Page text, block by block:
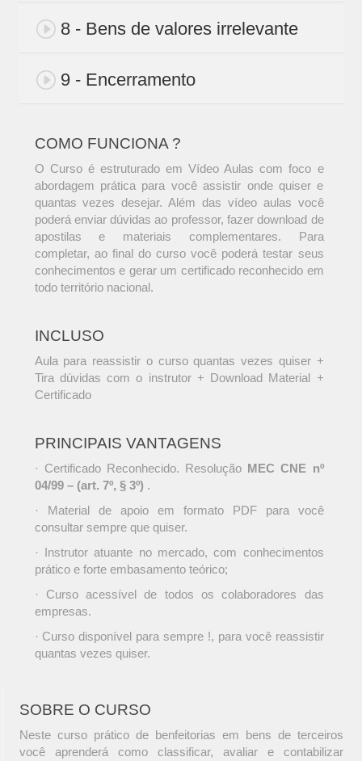
8 - Bens de valores irrelevante
9 - Encerramento
COMO FUNCIONA ?
O Curso é estruturado em Vídeo Aulas com foco e
abordagem prática para você assistir onde quiser e
quantas vezes desejar. Além das vídeo aulas você
poderá enviar dúvidas ao professor, fazer download de
apostilas e materiais complementares. Para
completar, ao final do curso você poderá testar seus
conhecimentos e gerar um certificado reconhecido em
todo território nacional.
INCLUSO
Aula para reassistir o curso quantas vezes quiser +
Tira dúvidas com o instrutor + Download Material +
Certificado
PRINCIPAIS VANTAGENS
· Certificado Reconhecido. Resolução MEC CNE nº
04/99 – (art. 7º, § 3º) .
· Material de apoio em formato PDF para você
consultar sempre que quiser.
· Instrutor atuante no mercado, com conhecimentos
prático e forte embasamento teórico;
· Curso acessível de todos os colaboradores das
empresas.
· Curso disponível para sempre !, para você reassistir
quantas vezes quiser.
SOBRE O CURSO
Neste curso prático de benfeitorias em bens de terceiros
você aprenderá como classificar, avaliar e contabilizar